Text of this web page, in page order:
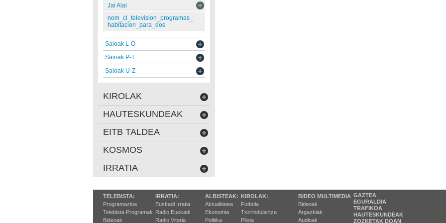
Jai Alai
nom_cl_television_programas_
habitacion_para_dos
Saioak L-O
Saioak P-T
Saioak U-Z
KIROLAK
HAUTESKUNDEAK
EITB TALDEA
KOSMOS
IRRATIA
TELEBISTA:
Programazioa
Telebista Programak
Bideoak
IRRATIA:
Euskadi Irratia
Radio Euskadi
Radio Vitoria
ALBISTEAK:
Aktualitatea
Ekonomia
Politika
KIROLAK:
Futbola
Txirrindularitza
Pilota
BIDEO MULTIMEDIA
Bideoak
Argazkiak
Audioak
GAZTEA
EGURALDIA
TRAFIKOA
HAUTESKUNDEAK
ZOZKETAK DOAN